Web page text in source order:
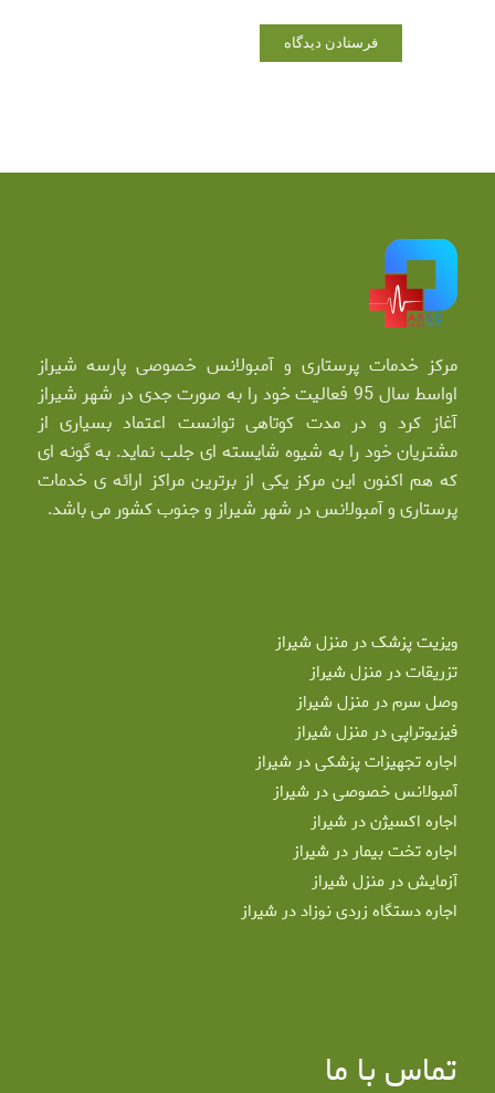
مرکز خدمات پرستاری و آمبولانس خصوصی پارسه شیراز
اواسط سال 95 فعالیت خود را به صورت جدی در شهر شیراز
آغاز کرد و در مدت کوتاهی توانست اعتماد بسیاری از
مشتریان خود را به شیوه شایسته ای جلب نماید. به گونه ای
که هم اکنون این مرکز یکی از برترین مراکز ارائه ی خدمات
پرستاری و آمبولانس در شهر شیراز و جنوب کشور می باشد.
ویزیت پزشک در منزل شیراز
تزریقات در منزل شیراز
وصل سرم در منزل شیراز
فیزیوتراپی در منزل شیراز
اجاره تجهیزات پزشکی در شیراز
آمبولانس خصوصی در شیراز
اجاره اکسیژن در شیراز
اجاره تخت بیمار در شیراز
آزمایش در منزل شیراز
اجاره دستگاه زردی نوزاد در شیراز
تماس با ما